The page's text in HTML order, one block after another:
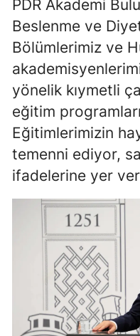
PDR Akademi
Beslenme ve
Bölümlerimiz ve
yönelik kıymetli
eğitim
Eğitimlerimizin
temenni ediyor,
ifadelerine yer